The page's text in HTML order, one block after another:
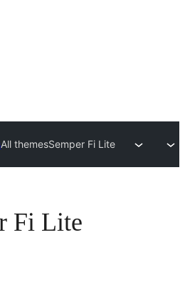
All themesSemper Fi Lite
Fi Lite